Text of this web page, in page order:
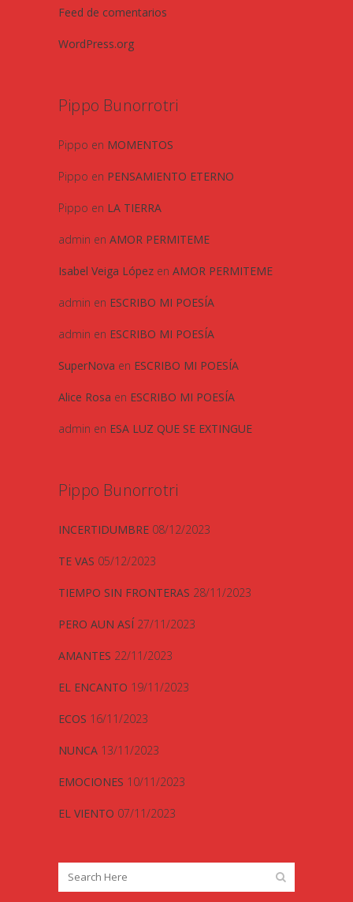
Feed de comentarios
WordPress.org
Pippo Bunorrotri
Pippo en MOMENTOS
Pippo en PENSAMIENTO ETERNO
Pippo en LA TIERRA
admin en AMOR PERMITEME
Isabel Veiga López en AMOR PERMITEME
admin en ESCRIBO MI POESÍA
admin en ESCRIBO MI POESÍA
SuperNova en ESCRIBO MI POESÍA
Alice Rosa en ESCRIBO MI POESÍA
admin en ESA LUZ QUE SE EXTINGUE
Pippo Bunorrotri
INCERTIDUMBRE 08/12/2023
TE VAS 05/12/2023
TIEMPO SIN FRONTERAS 28/11/2023
PERO AUN ASÍ 27/11/2023
AMANTES 22/11/2023
EL ENCANTO 19/11/2023
ECOS 16/11/2023
NUNCA 13/11/2023
EMOCIONES 10/11/2023
EL VIENTO 07/11/2023